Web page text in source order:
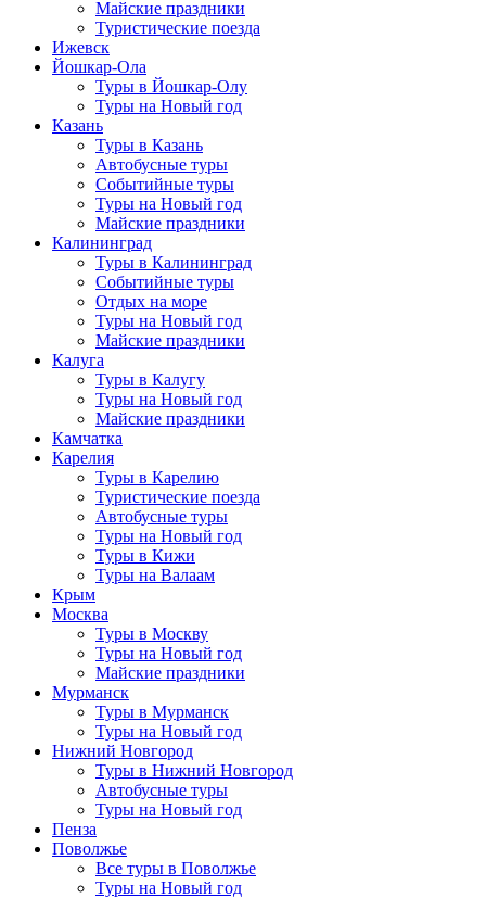
Майские праздники
Туристические поезда
Ижевск
Йошкар-Ола
Туры в Йошкар-Олу
Туры на Новый год
Казань
Туры в Казань
Автобусные туры
Событийные туры
Туры на Новый год
Майские праздники
Калининград
Туры в Калининград
Событийные туры
Отдых на море
Туры на Новый год
Майские праздники
Калуга
Туры в Калугу
Туры на Новый год
Майские праздники
Камчатка
Карелия
Туры в Карелию
Туристические поезда
Автобусные туры
Туры на Новый год
Туры в Кижи
Туры на Валаам
Крым
Москва
Туры в Москву
Туры на Новый год
Майские праздники
Мурманск
Туры в Мурманск
Туры на Новый год
Нижний Новгород
Туры в Нижний Новгород
Автобусные туры
Туры на Новый год
Пенза
Поволжье
Все туры в Поволжье
Туры на Новый год